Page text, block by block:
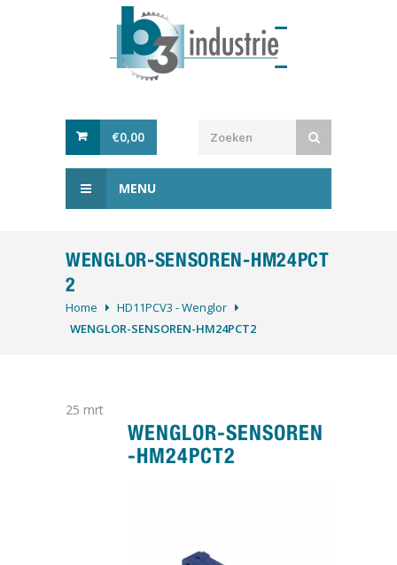
€0,00
MENU
WENGLOR-SENSOREN-HM24PCT
2
Home
HD11PCV3 - Wenglor
WENGLOR-SENSOREN-HM24PCT2
25 mrt
WENGLOR-SENSOREN
-HM24PCT2